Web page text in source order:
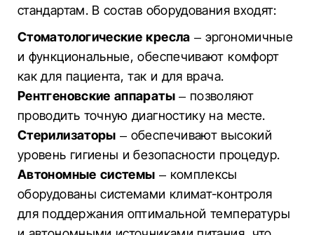
стандартам. В состав оборудования входят:
Стоматологические кресла – эргономичные
и функциональные, обеспечивают комфорт
как для пациента, так и для врача.
Рентгеновские аппараты– позволяют
проводить точную диагностику на месте.
Стерилизаторы– обеспечивают высокий
уровень гигиены и безопасности процедур.
Автономные системы – комплексы
оборудованы системами климат-контроля
для поддержания оптимальной температуры